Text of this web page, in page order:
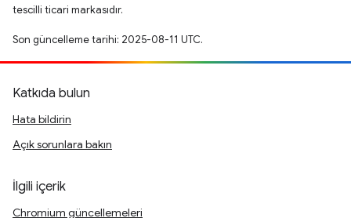
tescilli ticari markasıdır.
Son güncelleme tarihi: 2025-08-11 UTC.
Katkıda bulun
Hata bildirin
Açık sorunlara bakın
İlgili içerik
Chromium güncellemeleri